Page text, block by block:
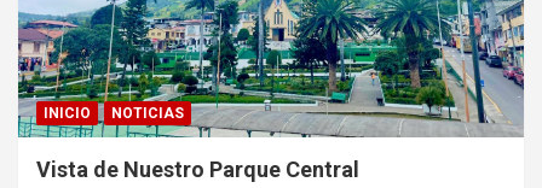
INICIO NOTICIAS
Vista de Nuestro Parque Central